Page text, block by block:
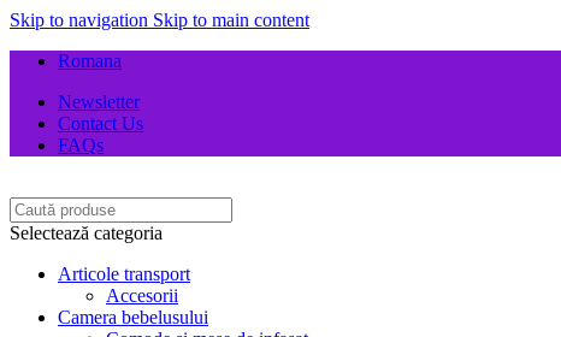
Skip to navigation Skip to main content
Romana
Newsletter
Contact Us
FAQs
Selectează categoria
Articole transport
Accesorii
Camera bebelusului